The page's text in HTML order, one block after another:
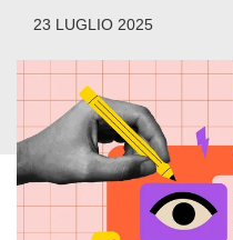
23 LUGLIO 2025